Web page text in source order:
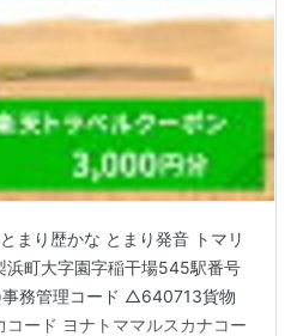
まり歴かな とまり発音 トマリ
浜町大字園字稲干場545駅番号
事務管理コード △640713貨物
ード ヨナトママルスカナコー